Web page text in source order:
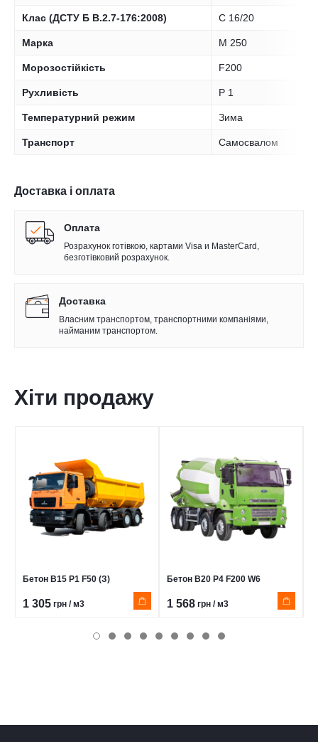
Клас (ДСТУ Б В.2.7-176:2008) С 16/20
Марка М 250
Морозостійкість F200
Рухливість Р 1
Температурний режим Зима
Транспорт Самосвалом
Доставка і оплата
Оплата
Розрахунок готівкою, картами Visa и MasterCard,
безготівковий розрахунок.
Доставка
Власним транспортом, транспортними компаніями,
найманим транспортом.
Хіти продажу
Бетон В15 Р1 F50 (З)
1 305 грн / м3
Бетон В20 Р4 F200 W6
1 568 грн / м3